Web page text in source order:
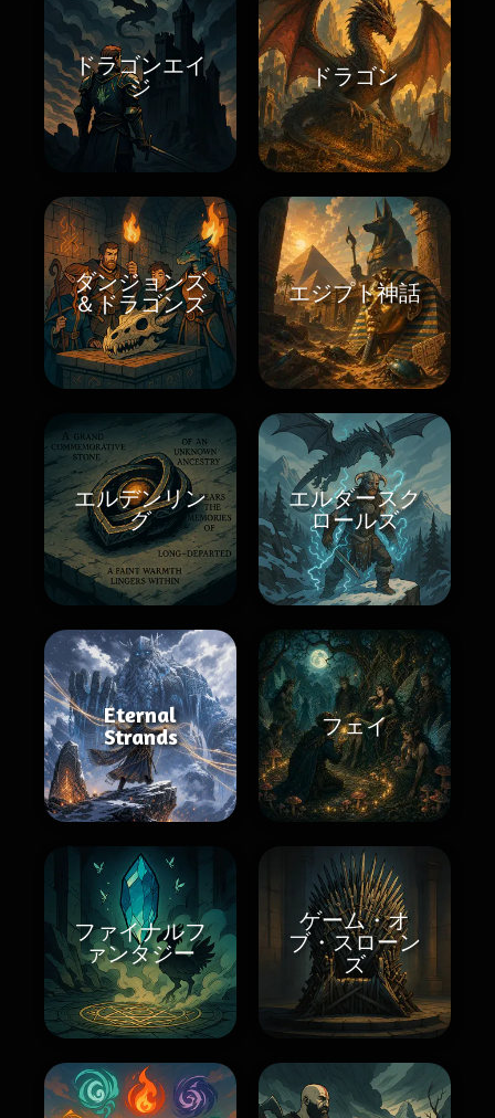
ドラゴンエイ
ジ
ドラゴン
ダンジョンズ
＆ドラゴンズ
エジプト神話
エルデンリン
グ
エルダースク
ロールズ
Eternal
Strands
フェイ
ファイナルフ
ァンタジー
ゲーム・オ
ブ・スローン
ズ